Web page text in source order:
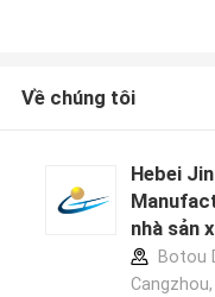
Về chúng tôi
Hebei
nhà sản
Botou